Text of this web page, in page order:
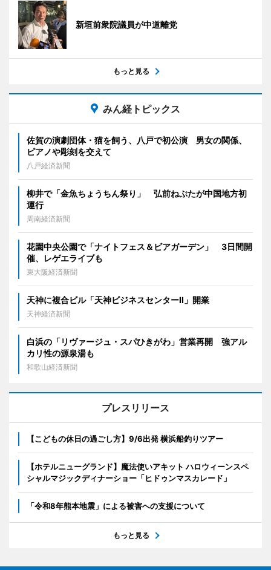
新垣前衆院議員が中道離党
もっと見る
みん経トピックス
佐賀の演劇団体・猫を飼う、八戸で初公演 男女の関係、
ピアノや彫刻を交えて
八戸経済新聞
柳井で「金魚ちょうちん祭り」 弘前ねぷたが中国地方初
運行
周南経済新聞
花園中央公園で「ナイトフェス＆ビアガーデン」 3日間開
催、レゲエライブも
東大阪経済新聞
天神に複合ビル「天神ビジネスセンターII」開業
天神経済新聞
白浜の「リヴァージュ・スパひきがわ」営業再開 強アル
カリ性の源泉湯も
和歌山経済新聞
プレスリリース
【こどもの休日の過ごし方】9/6出発 横浜船釣りツアー
【ホテルニューグランド】魔法使いアキット ハロウィーンスペ
シャルマジックディナーショー「ヒドゥンマスカレード」
「令和8年熊本地震」による被害への支援について
もっと見る